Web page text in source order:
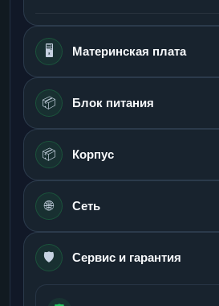
🖥️ Материнская плата
📦 Блок питания
📦 Корпус
🌐 Сеть
🛡️ Сервис и гарантия